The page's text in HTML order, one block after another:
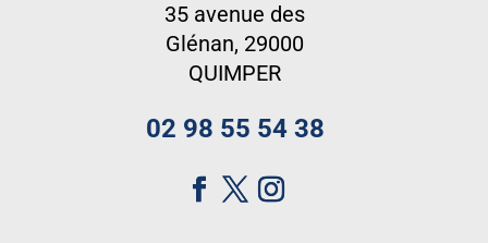
35 avenue des
Glénan, 29000
QUIMPER
02 98 55 54 38